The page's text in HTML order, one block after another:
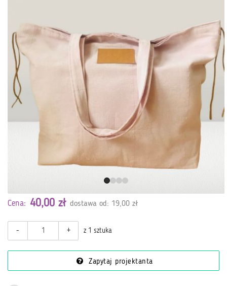
Cena: 40,00 zł dostawa od: 19,00 zł
- + z 1 sztuka
Zapytaj projektanta